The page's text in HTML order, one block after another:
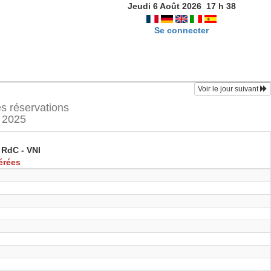
Jeudi 6 Août 2026 17h 38
Se connecter
Voir le jour suivant
réservations
- VNI